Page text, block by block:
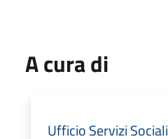
A cura di
Ufficio Servizi Sociali